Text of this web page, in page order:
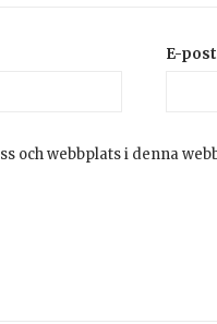
E-
och webbplats i denna